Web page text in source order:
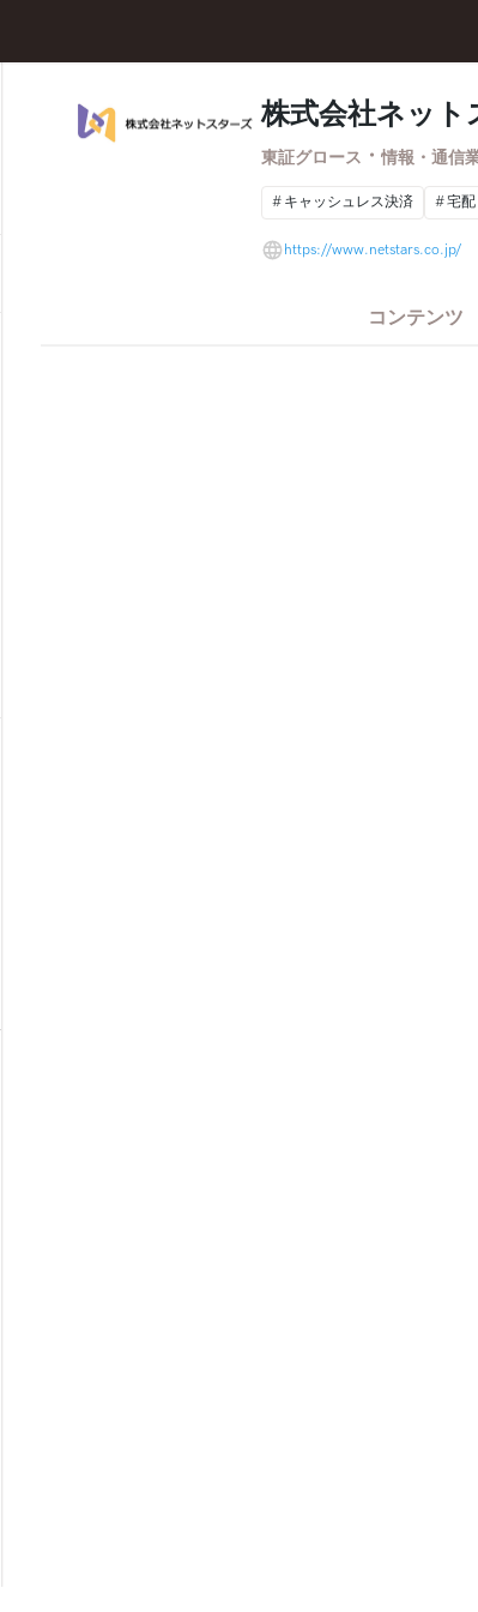
株式会社ネット
東証グロース ・ 情報・通信
キャッシュレス決済 宅配
https://www.netstars.co.jp/
コンテンツ